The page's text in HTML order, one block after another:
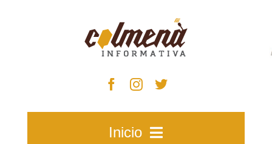
Inicio